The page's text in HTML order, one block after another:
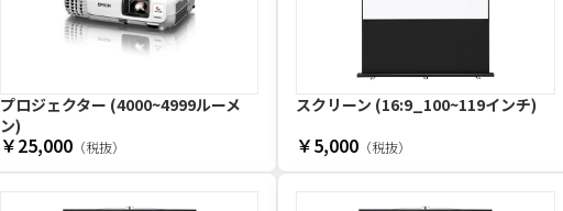
プロジェクター (4000~4999ルーメ
ン)
￥25,000 （税抜）
スクリーン (16:9_100~119インチ)
￥5,000 （税抜）